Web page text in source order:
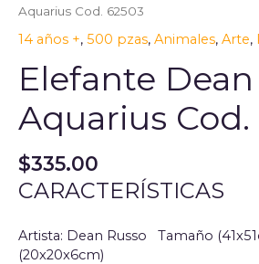
Aquarius Cod. 62503
14 años +, 500 pzas, Animales, Arte,
Elefante
Aquarius Cod.
$335.00
CARACTERÍSTICAS
Artista: Dean Russo Tamaño
(20x20x6cm)